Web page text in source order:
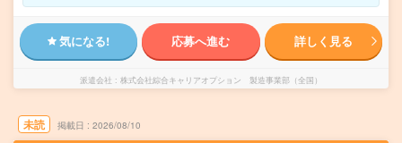
気になる! 応募へ進む 詳しく見る
派遣会社 株式会社綜合キャリアオプション 製造事業部（全国）
未読 掲載日 2026/08/10